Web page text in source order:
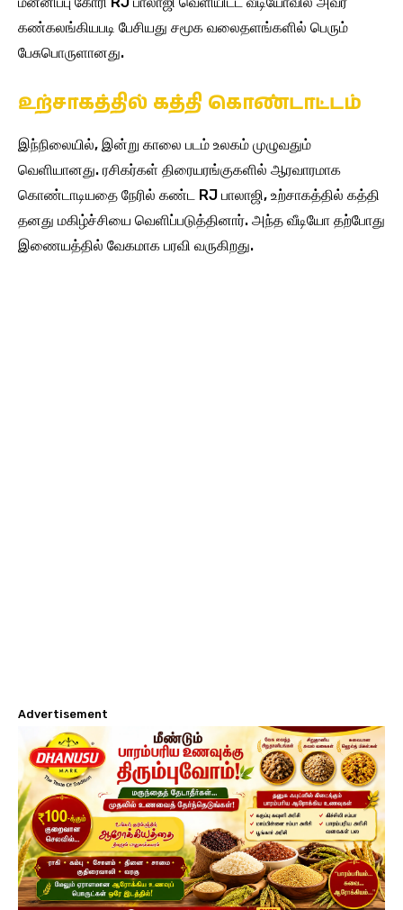
கண்கலங்கியபடி பேசியது சமூக வலைதளங்களில் பெரும்
பேசுபொருளானது.
உற்சாகத்தில் கத்தி கொண்டாட்டம்
இந்நிலையில், இன்று காலை படம் உலகம் முழுவதும்
வெளியானது. ரசிகர்கள் திரையரங்குகளில் ஆரவாரமாக
கொண்டாடியதை நேரில் கண்ட RJ பாலாஜி, உற்சாகத்தில் கத்தி
தனது மகிழ்ச்சியை வெளிப்படுத்தினார். அந்த வீடியோ தற்போது
இணையத்தில் வேகமாக பரவி வருகிறது.
Advertisement